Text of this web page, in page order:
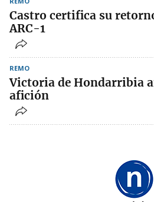
Castro certifica su
ARC-1
REMO
Victoria de Hondarribia
afición